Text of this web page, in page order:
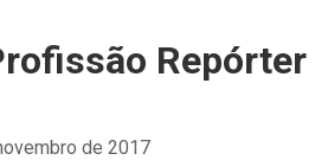
Repórter
de 2017